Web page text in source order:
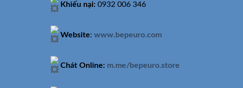
Khiếu nại: 0932 006 346
Website: www.bepeuro.com
Chát Online: m.me/bepeuro.store